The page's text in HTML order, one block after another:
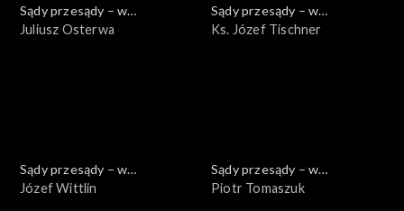
Sądy przesądy – w
powiększeniu
Juliusz Osterwa
Sądy przesądy – w
powiększeniu
Ks. Józef Tischner
Sądy przesądy – w
powiększeniu
Józef Wittlin
Sądy przesądy – w
powiększeniu
Piotr Tomaszuk